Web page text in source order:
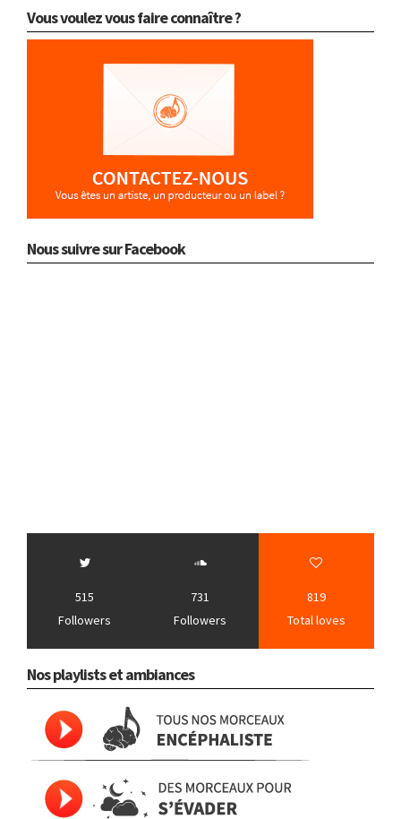
Vous voulez vous faire connaître ?
Nous suivre sur Facebook
515
Followers
731
Followers
819
Total loves
Nos playlists et ambiances